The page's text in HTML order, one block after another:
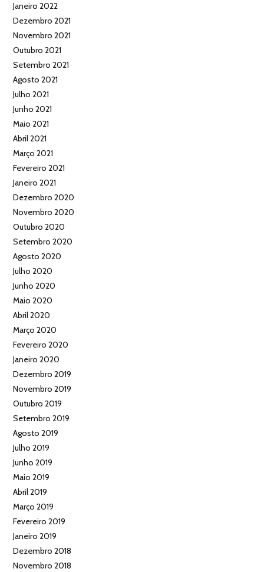
Janeiro 2022
Dezembro 2021
Novembro 2021
Outubro 2021
Setembro 2021
Agosto 2021
Julho 2021
Junho 2021
Maio 2021
Abril 2021
Março 2021
Fevereiro 2021
Janeiro 2021
Dezembro 2020
Novembro 2020
Outubro 2020
Setembro 2020
Agosto 2020
Julho 2020
Junho 2020
Maio 2020
Abril 2020
Março 2020
Fevereiro 2020
Janeiro 2020
Dezembro 2019
Novembro 2019
Outubro 2019
Setembro 2019
Agosto 2019
Julho 2019
Junho 2019
Maio 2019
Abril 2019
Março 2019
Fevereiro 2019
Janeiro 2019
Dezembro 2018
Novembro 2018